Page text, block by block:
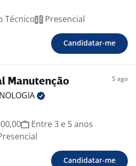
Técnico Presencial
Candidatar-me
Manutenção 5 ago
Entre 3 e 5 anos
Candidatar-me